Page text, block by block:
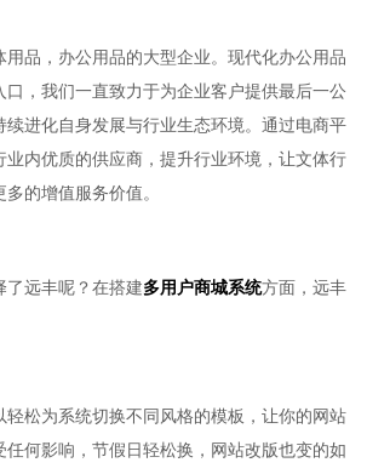
用品，办公用品的大型企业。现代化办公用品
口，我们一直致力于为企业客户提供最后一公
续进化自身发展与行业生态环境。通过电商平
业内优质的供应商，提升行业环境，让文体行
的增值服务价值。
了远丰呢？在搭建多用户商城系统方面，远丰
轻松为系统切换不同风格的模板，让你的网站
任何影响，节假日轻松换，网站改版也变的如